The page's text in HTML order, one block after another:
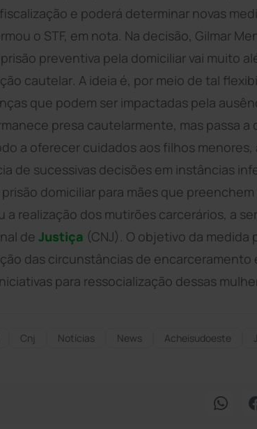
e poderá determinar novas
o STF, em nota. Na decisão, Gilmar
preventiva pela domiciliar vai muito
cautelar. A ideia é, por meio de tal
que podem ser impactadas pela
presa cautelarmente, mas passa a
a oferecer cuidados aos filhos
de sucessivas decisões em instâncias
domiciliar para mães que
a realização dos mutirões carcerários, a
de Justiça (CNJ). O objetivo da
das circunstâncias de encarceramento
para ressocialização dessas
Cnj Notícias News Acheisudoeste